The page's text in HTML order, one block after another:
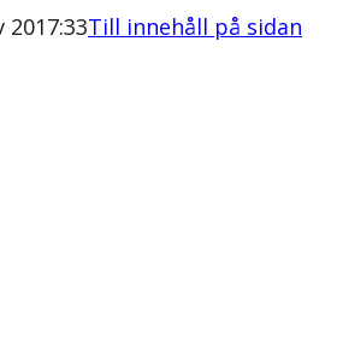
Till innehåll på sidan